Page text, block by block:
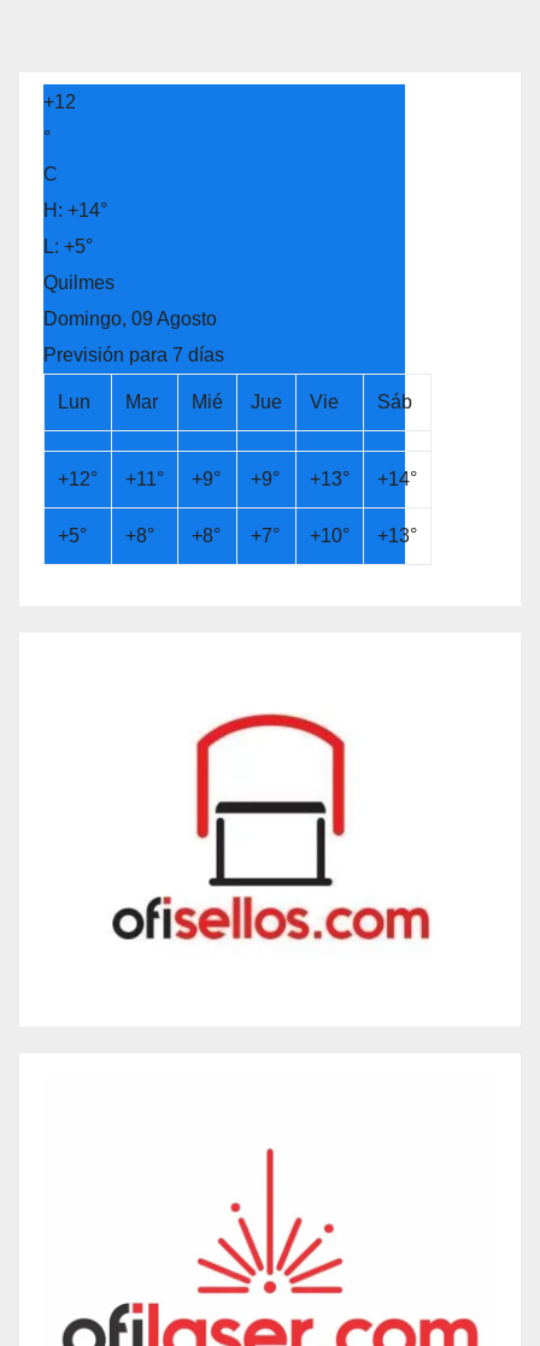
+12
°
C
H: +14°
L: +5°
Quilmes
Domingo, 09 Agosto
Previsión para 7 días
Lun Mar Mié Jue Vie Sáb
+12° +11° +9° +9° +13° +14°
+5° +8° +8° +7° +10° +13°